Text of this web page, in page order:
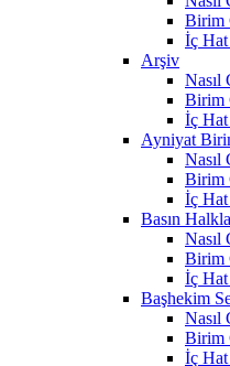
Birim
İç
Arşiv
Nasıl
Birim
İç
Ayniyat
Nasıl
Birim
İç
Basın
Nasıl
Birim
İç
Başhekim
Nasıl
Birim
İç